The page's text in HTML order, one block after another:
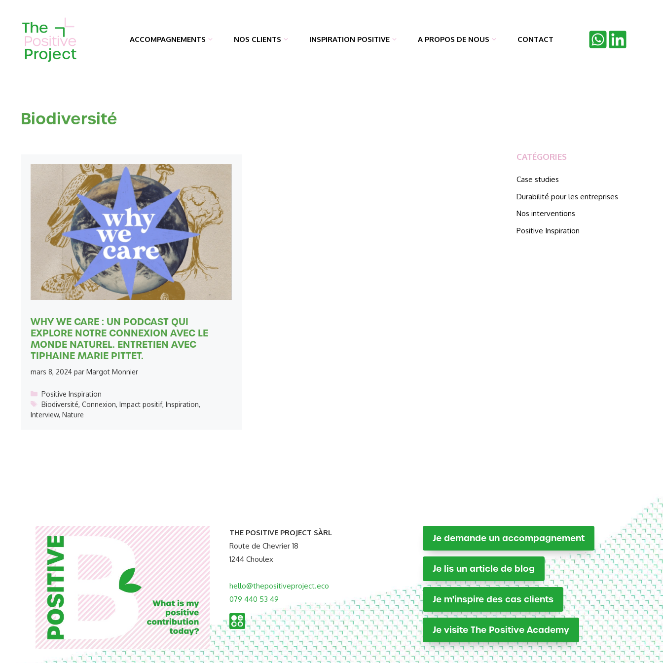
contenu
ACCOMPAGNEMENTS NOS CLIENTS INSPIRATION POSITIVE A PROPOS DE NOUS CONTACT
Biodiversité
WHY WE CARE : UN PODCAST QUI
EXPLORE NOTRE CONNEXION AVEC LE
MONDE NATUREL. ENTRETIEN AVEC
TIPHAINE MARIE PITTET.
mars 8, 2024 par Margot Monnier
Catégories
Positive Inspiration
Étiquettes
Biodiversité,Connexion,Impact positif,Inspiration,
Interview, Nature
CATÉGORIES
Case studies
Durabilité pour les entreprises
Nos interventions
Positive Inspiration
THE POSITIVE PROJECT SÀRL
Route de Chevrier 18
1244 Choulex
hello@thepositiveproject.eco
079 440 53 49
Je demande un accompagnement
Je lis un article de blog
Je m'inspire des cas clients
Je visite The Positive Academy